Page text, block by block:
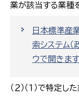
業が該当する業種
日本標準産
索システム（
ウで開きます
（２）（１）で特定し